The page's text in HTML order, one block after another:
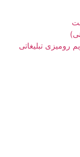
رومیزی تبلیغاتی